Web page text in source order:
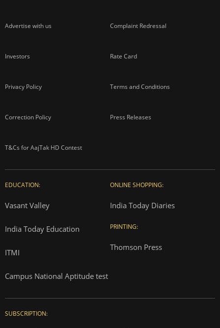
Advertise with us Complaint Redressal
Investors Rate Card
Privacy Policy Terms and Conditions
Correction Policy Press Releases
T&Cs for AajTak HD Contest
EDUCATION:
Vasant Valley
India Today Education
ITMI
Campus National Aptitude test
ONLINE SHOPPING:
India Today Diaries
PRINTING:
Thomson Press
SUBSCRIPTION: